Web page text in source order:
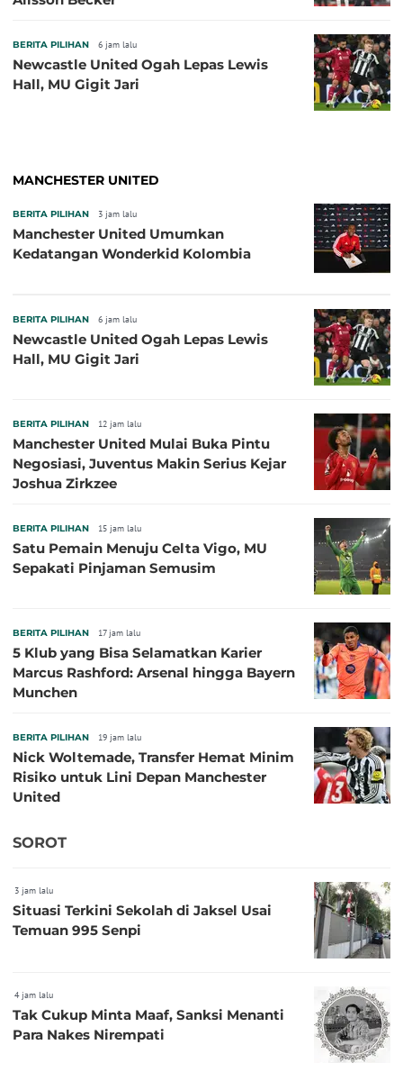
BERITA PILIHAN 6 jam lalu
Newcastle United Ogah Lepas Lewis
Hall, MU Gigit Jari
MANCHESTER UNITED
BERITA PILIHAN 3 jam lalu
Manchester United Umumkan
Kedatangan Wonderkid Kolombia
BERITA PILIHAN 6 jam lalu
Newcastle United Ogah Lepas Lewis
Hall, MU Gigit Jari
BERITA PILIHAN 12 jam lalu
Manchester United Mulai Buka Pintu
Negosiasi, Juventus Makin Serius Kejar
Joshua Zirkzee
BERITA PILIHAN 15 jam lalu
Satu Pemain Menuju Celta Vigo, MU
Sepakati Pinjaman Semusim
BERITA PILIHAN 17 jam lalu
5 Klub yang Bisa Selamatkan Karier
Marcus Rashford: Arsenal hingga Bayern
Munchen
BERITA PILIHAN 19 jam lalu
Nick Woltemade, Transfer Hemat Minim
Risiko untuk Lini Depan Manchester
United
SOROT
3 jam lalu
Situasi Terkini Sekolah di Jaksel Usai
Temuan 995 Senpi
4 jam lalu
Tak Cukup Minta Maaf, Sanksi Menanti
Para Nakes Nirempati